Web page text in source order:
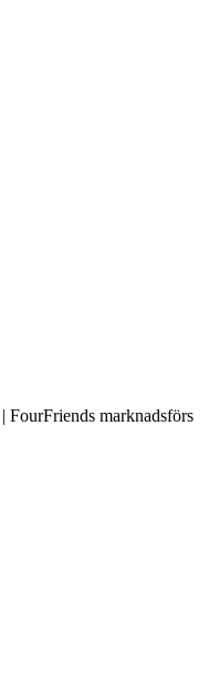
marknadsförs